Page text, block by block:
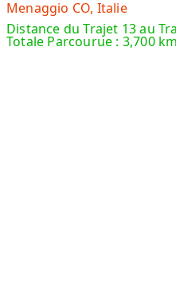
Menaggio CO, Italie
Distance du Trajet 13 au
Totale Parcourue : 3,700